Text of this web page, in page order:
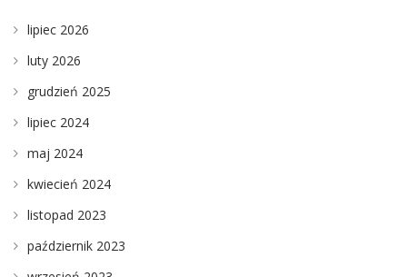
lipiec 2026
luty 2026
grudzień 2025
lipiec 2024
maj 2024
kwiecień 2024
listopad 2023
październik 2023